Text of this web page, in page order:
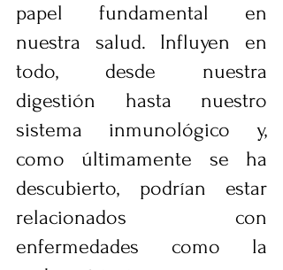
papel fundamental en
nuestra salud. Influyen en
todo, desde nuestra
digestión hasta nuestro
sistema inmunológico y,
como últimamente se ha
descubierto, podrían estar
relacionados con
enfermedades como la